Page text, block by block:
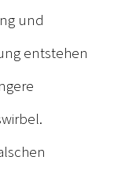
und
entstehen